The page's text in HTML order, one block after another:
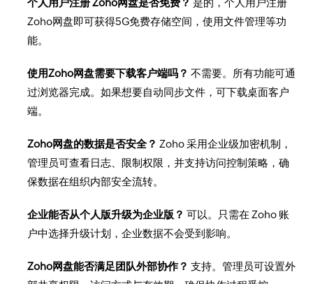
个人用户注册 Zoho网盘是否免费？ 是的，个人用户注册
Zoho网盘即可获得5G免费存储空间，使用文件管理等功
能。
使用Zoho网盘需要下载客户端吗？ 不需要。所有功能可通
过浏览器完成。如果想要自动同步文件，可下载桌面客户
端。
Zoho网盘的数据是否安全？ Zoho 采用企业级加密机制，
管理员可查看日志、限制权限，并支持访问控制策略，确
保数据在组织内部安全流转。
企业能否从个人版升级为企业版？ 可以。只需在 Zoho 账
户中选择升级计划，企业数据不会受到影响。
Zoho网盘能否满足团队外部协作？ 支持。管理员可设置外